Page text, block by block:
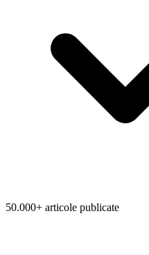
50.000+ articole publicate